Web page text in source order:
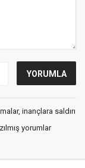
inançlara saldırı
yorumlar